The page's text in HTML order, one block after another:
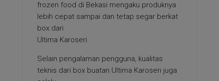
frozen food di Bekasi mengaku produknya
lebih cepat sampai dan tetap segar berkat
box dari
Ultima Karoseri.
Selain pengalaman pengguna, kualitas
teknis dari box buatan Ultima Karoseri juga